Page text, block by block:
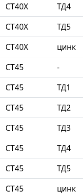
СТ40Х ТД4
СТ40Х ТД5
СТ40Х цинк
СТ45 -
СТ45 ТД1
СТ45 ТД2
СТ45 ТД3
СТ45 ТД4
СТ45 ТД5
СТ45 цинк